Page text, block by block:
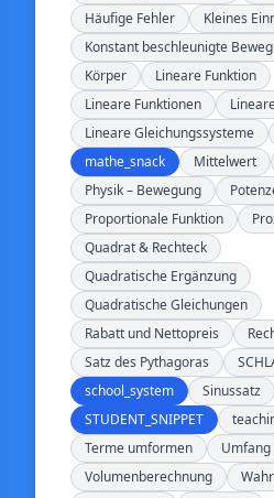
Häufige Fehler
Kleines
Konstant beschleunigte
Körper
Lineare Funktion
Lineare Funktionen
Lineare Gleichungssysteme
mathe_snack
Mittelwert
Physik – Bewegung
Proportionale Funktion
Quadrat & Rechteck
Quadratische Ergänzung
Quadratische Gleichungen
Rabatt und Nettopreis
Satz des Pythagoras
school_system
Sinussatz
STUDENT_SNIPPET
Terme umformen
Umfang
Volumenberechnung